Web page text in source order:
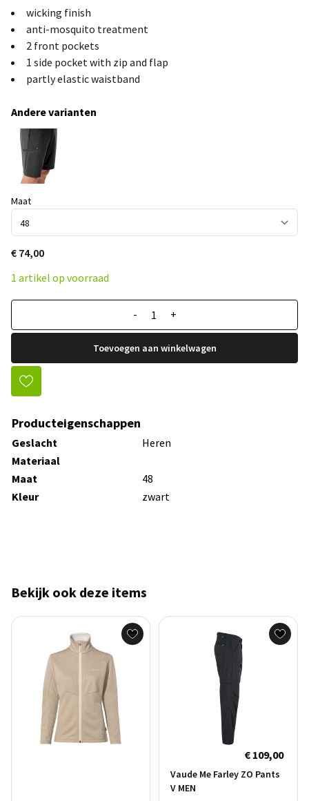
wicking finish
anti-mosquito treatment
2 front pockets
1 side pocket with zip and flap
partly elastic waistband
Andere varianten
Maat
€ 74,00
1 artikel op voorraad
- +
Toevoegen aan winkelwagen
Producteigenschappen
Geslacht
Heren
Materiaal
Maat
48
Kleur
zwart
Bekijk ook deze items
€ 109,00
Vaude Me Farley ZO Pants
V MEN